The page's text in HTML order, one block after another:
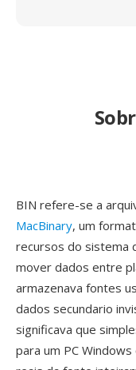
BIN refere-se a
MacBinary, um
recursos do sistema
mover dados entre
armazenava fontes
dados secundario
significava que
para um PC